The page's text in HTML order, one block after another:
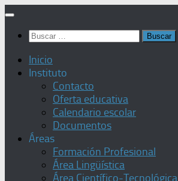
Saltar
contenido
Buscar:
Inicio
Instituto
Contacto
Oferta educativa
Calendario escolar
Documentos
Áreas
Formación Profesional
Área Lingüística
Área Científico-Tecnológica